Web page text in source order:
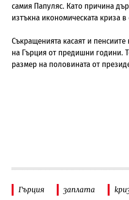
самия Папуляс. Като причина
изтъкна икономическата криза в
Съкращенията касаят и
на Гърция от предишни години.
размер на половината от
Гърция заплата